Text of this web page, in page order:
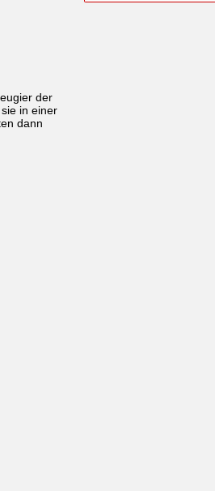
der
in einer
dann